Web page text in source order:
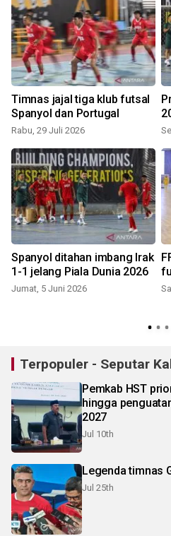
Timnas jajal tiga klub futsal
Spanyol dan Portugal
Rabu, 29 Juli 2026
Spanyol ditahan imbang Irak
1-1 jelang Piala Dunia 2026
Jumat, 5 Juni 2026
Terpopuler - Seputar
Pemkab HST
hingga
2027
Jul 10th
Legenda timnas
Jul 25th